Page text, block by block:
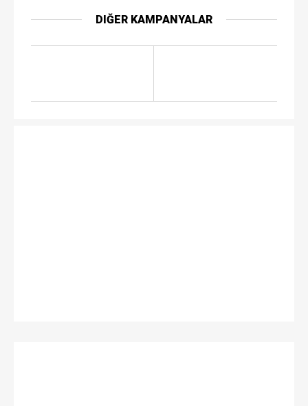
DIĞER KAMPANYALAR